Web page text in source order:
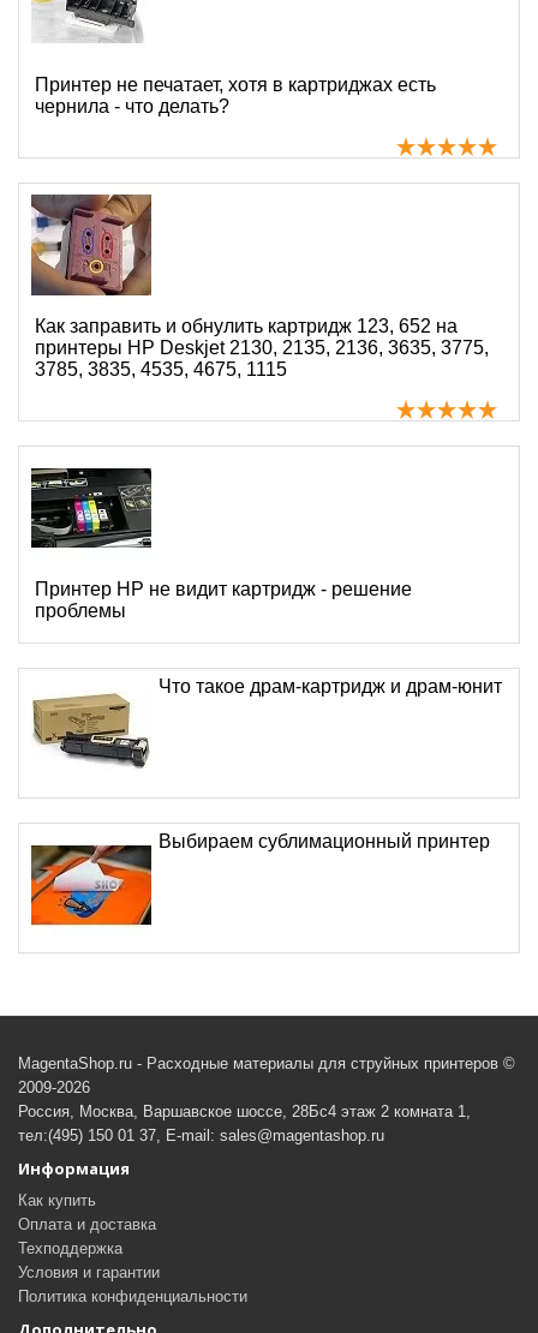
Принтер не печатает, хотя в картриджах есть
чернила - что делать?
Как заправить и обнулить картридж 123, 652 на
принтеры HP Deskjet 2130, 2135, 2136, 3635, 3775,
3785, 3835, 4535, 4675, 1115
Принтер HP не видит картридж - решение
проблемы
Что такое драм-картридж и драм-юнит
Выбираем сублимационный принтер
MagentaShop.ru - Расходные материалы для струйных принтеров ©
2009-2026
Россия, Москва, Варшавское шоссе, 28Бс4 этаж 2 комната 1,
тел:(495) 150 01 37, E-mail: sales@magentashop.ru
Информация
Как купить
Оплата и доставка
Техподдержка
Условия и гарантии
Политика конфиденциальности